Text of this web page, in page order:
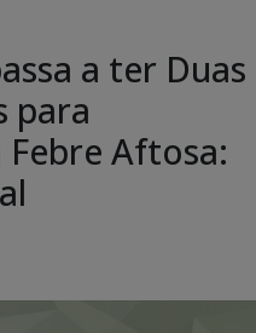
a ter Duas
para
Aftosa: